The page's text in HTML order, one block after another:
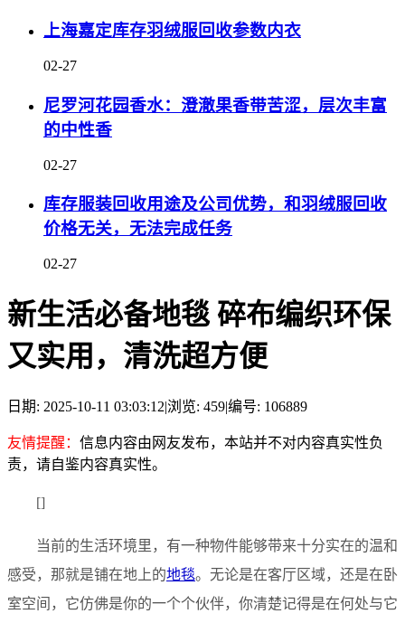
上海嘉定库存羽绒服回收参数内衣
02-27
尼罗河花园香水：澄澈果香带苦涩，层次丰富
的中性香
02-27
库存服装回收用途及公司优势，和羽绒服回收
价格无关，无法完成任务
02-27
新生活必备地毯 碎布编织环保
又实用，清洗超方便
日期: 2025-10-11 03:03:12|浏览: 459|编号: 106889
友情提醒： 信息内容由网友发布，本站并不对内容真实性负
责，请自鉴内容真实性。
[]
当前的生活环境里，有一种物件能够带来十分实在的温和
感受，那就是铺在地上的地毯。无论是在客厅区域，还是在卧
室空间，它仿佛是你的一个个伙伴，你清楚记得是在何处与它